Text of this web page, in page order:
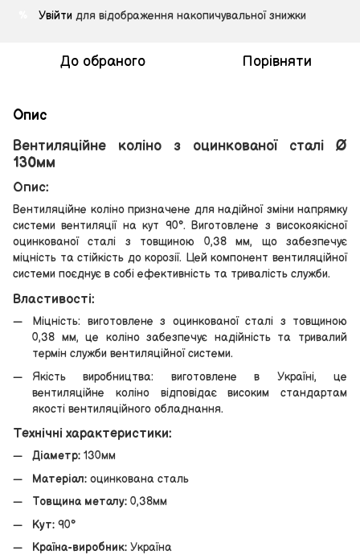
Увійти для відображення накопичувальної знижки
До обраного Порівняти
Опис
Вентиляційне коліно з оцинкованої сталі Ø
130мм
Опис:
Вентиляційне коліно призначене для надійної зміни напрямку
системи вентиляції на кут 90°. Виготовлене з високоякісної
оцинкованої сталі з товщиною 0,38 мм, що забезпечує
міцність та стійкість до корозії. Цей компонент вентиляційної
системи поєднує в собі ефективність та тривалість служби.
Властивості:
Міцність: виготовлене з оцинкованої сталі з товщиною
0,38 мм, це коліно забезпечує надійність та тривалий
термін служби вентиляційної системи.
Якість виробництва: виготовлене в Україні, це
вентиляційне коліно відповідає високим стандартам
якості вентиляційного обладнання.
Технічні характеристики:
Діаметр: 130мм
Матеріал: оцинкована сталь
Товщина металу: 0,38мм
Кут: 90°
Країна-виробник: Україна